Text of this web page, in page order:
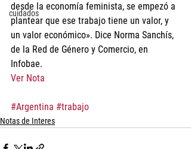
cuidados
desde la economía feminista, se empezó a
plantear que ese trabajo tiene un valor, y
un valor económico». Dice Norma Sanchís,
de la Red de Género y Comercio, en
Infobae.
Ver Nota
#Argentina #trabajo
Notas de Interes